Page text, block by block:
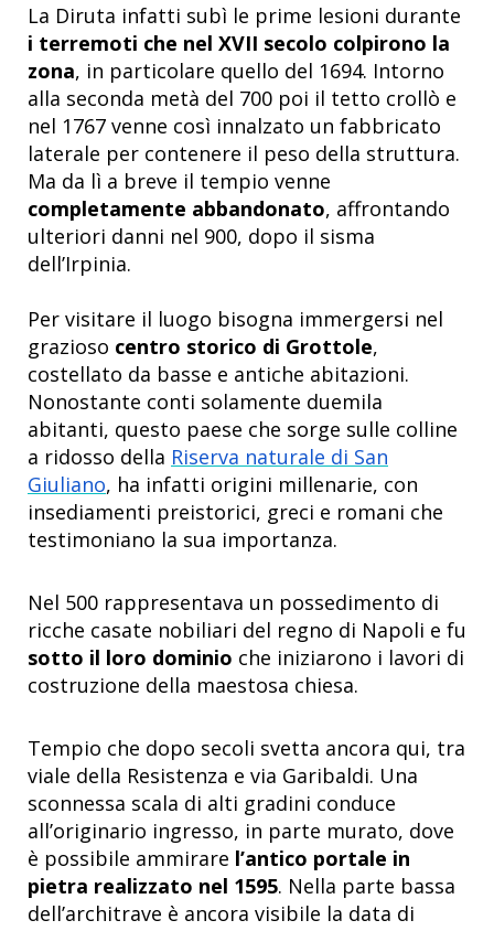
La Diruta infatti subì le prime lesioni durante
i terremoti che nel XVII secolo colpirono la
zona, in particolare quello del 1694. Intorno
alla seconda metà del 700 poi il tetto crollò e
nel 1767 venne così innalzato un fabbricato
laterale per contenere il peso della struttura.
Ma da lì a breve il tempio venne
completamente abbandonato, affrontando
ulteriori danni nel 900, dopo il sisma
dell’Irpinia.
Per visitare il luogo bisogna immergersi nel
grazioso centro storico di Grottole,
costellato da basse e antiche abitazioni.
Nonostante conti solamente duemila
abitanti, questo paese che sorge sulle colline
a ridosso della Riserva naturale di San
Giuliano, ha infatti origini millenarie, con
insediamenti preistorici, greci e romani che
testimoniano la sua importanza.
Nel 500 rappresentava un possedimento di
ricche casate nobiliari del regno di Napoli e fu
sotto il loro dominio che iniziarono i lavori di
costruzione della maestosa chiesa.
Tempio che dopo secoli svetta ancora qui, tra
viale della Resistenza e via Garibaldi. Una
sconnessa scala di alti gradini conduce
all’originario ingresso, in parte murato, dove
è possibile ammirare l’antico portale in
pietra realizzato nel 1595. Nella parte bassa
dell’architrave è ancora visibile la data di